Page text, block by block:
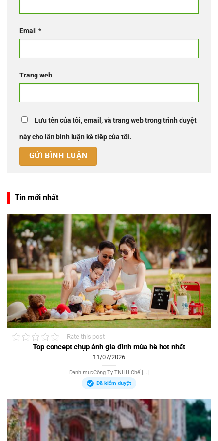
Email *
Trang web
Lưu tên của tôi, email, và trang web trong trình duyệt
này cho lần bình luận kế tiếp của tôi.
Tin mới nhất
Rate this post
Top concept chụp ảnh gia đình mùa hè hot nhất
11/07/2026
Danh mụcCông Ty TNHH Chế [...]
Đã kiểm duyệt